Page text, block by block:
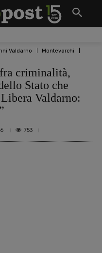
Valdarno
Montevarchi
criminalità,
Stato che
Valdarno:
753